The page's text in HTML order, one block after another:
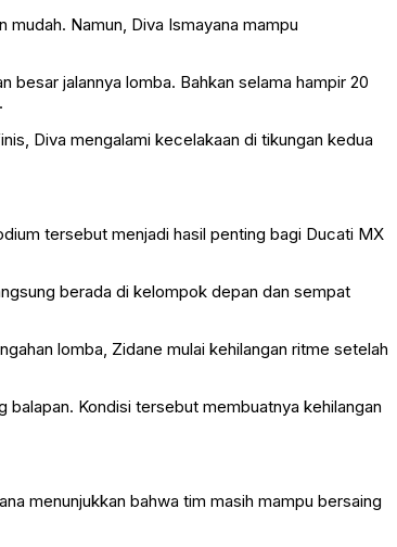
Namun, Diva Ismayana mampu
jalannya lomba. Bahkan selama hampir 20
Diva mengalami kecelakaan di tikungan kedua
tersebut menjadi hasil penting bagi Ducati MX
berada di kelompok depan dan sempat
lomba, Zidane mulai kehilangan ritme setelah
Kondisi tersebut membuatnya kehilangan
menunjukkan bahwa tim masih mampu bersaing